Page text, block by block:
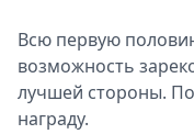
Всю первую
возможность
лучшей стороны.
награду.